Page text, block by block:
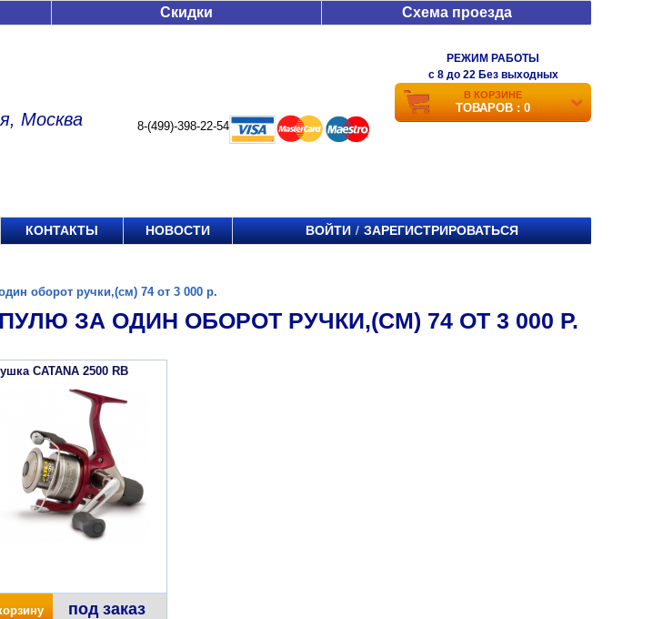
Скидки Схема проезда
Москва 8-(499)-398-22-54
РЕЖИМ РАБОТЫ
c 8 до 22 Без выходных
В КОРЗИНЕ
ТОВАРОВ : 0
КОНТАКТЫ НОВОСТИ ВОЙТИ / ЗАРЕГИСТРИРОВАТЬСЯ
оборот ручки,(см) 74 от 3 000 р.
ЗА ОДИН ОБОРОТ РУЧКИ,(СМ) 74 ОТ 3 000 Р.
CATANA 2500 RB
под заказ